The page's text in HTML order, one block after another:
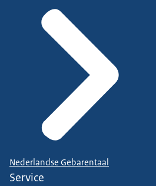
Nederlandse Gebarentaal
Service